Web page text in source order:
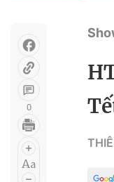
An Sinh
0